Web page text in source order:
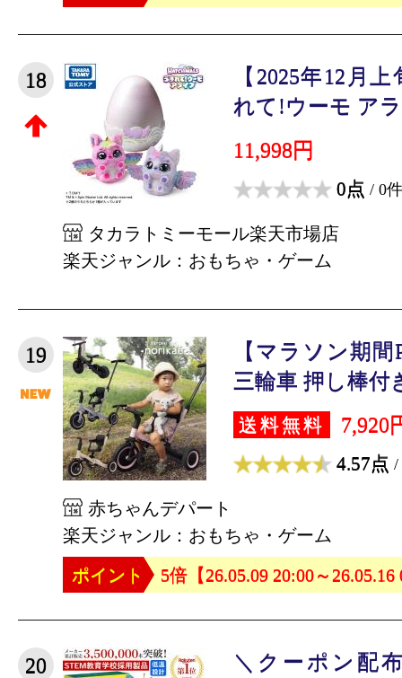
18
【2025年12月
れて!ウーモ ア
11,998円
0点 / 0件
タカラトミーモール楽天市場店
楽天ジャンル：おもちゃ・ゲーム
19
【マラソン期
三輪車 押し棒付
送料無料 7,920
4.57点 /
赤ちゃんデパート
楽天ジャンル：おもちゃ・ゲーム
ポイント
5倍【26.05.09 20:00～26.05.16
20
＼クーポン配